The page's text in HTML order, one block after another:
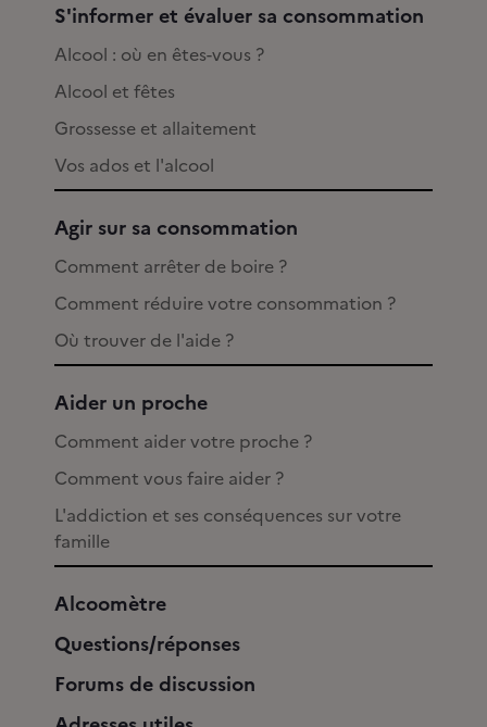
S'informer et évaluer sa consommation
Alcool : où en êtes-vous ?
Alcool et fêtes
Grossesse et allaitement
Vos ados et l'alcool
Agir sur sa consommation
Comment arrêter de boire ?
Comment réduire votre consommation ?
Où trouver de l'aide ?
Aider un proche
Comment aider votre proche ?
Comment vous faire aider ?
L'addiction et ses conséquences sur votre
famille
Alcoomètre
Questions/réponses
Forums de discussion